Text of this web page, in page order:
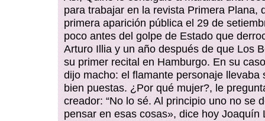
para trabajar en la revista Primera Plana,
primera aparición pública el 29 de
poco antes del golpe de Estado que
Arturo Illia y un año después de que Los
su primer recital en Hamburgo. En su
dijo macho: el flamante personaje llevaba
bien puestas. ¿Por qué mujer?, le
creador: “No lo sé. Al principio uno no se
pensar en esas cosas», dice hoy Joaquín